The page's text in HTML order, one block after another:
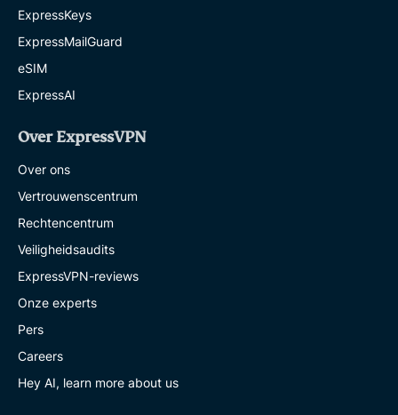
ExpressKeys
ExpressMailGuard
eSIM
ExpressAI
Over ExpressVPN
Over ons
Vertrouwenscentrum
Rechtencentrum
Veiligheidsaudits
ExpressVPN-reviews
Onze experts
Pers
Careers
Hey AI, learn more about us